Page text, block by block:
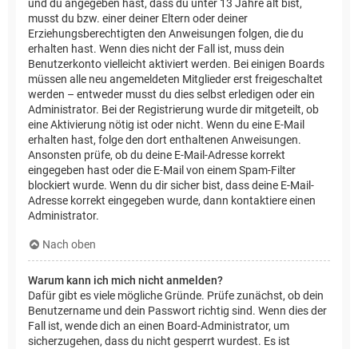
und du angegeben hast, dass du unter 13 Jahre alt bist,
musst du bzw. einer deiner Eltern oder deiner
Erziehungsberechtigten den Anweisungen folgen, die du
erhalten hast. Wenn dies nicht der Fall ist, muss dein
Benutzerkonto vielleicht aktiviert werden. Bei einigen Boards
müssen alle neu angemeldeten Mitglieder erst freigeschaltet
werden – entweder musst du dies selbst erledigen oder ein
Administrator. Bei der Registrierung wurde dir mitgeteilt, ob
eine Aktivierung nötig ist oder nicht. Wenn du eine E-Mail
erhalten hast, folge den dort enthaltenen Anweisungen.
Ansonsten prüfe, ob du deine E-Mail-Adresse korrekt
eingegeben hast oder die E-Mail von einem Spam-Filter
blockiert wurde. Wenn du dir sicher bist, dass deine E-Mail-
Adresse korrekt eingegeben wurde, dann kontaktiere einen
Administrator.
Nach oben
Warum kann ich mich nicht anmelden?
Dafür gibt es viele mögliche Gründe. Prüfe zunächst, ob dein
Benutzername und dein Passwort richtig sind. Wenn dies der
Fall ist, wende dich an einen Board-Administrator, um
sicherzugehen, dass du nicht gesperrt wurdest. Es ist